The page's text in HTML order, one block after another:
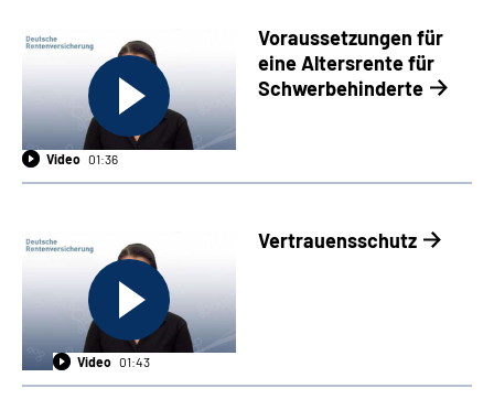
Voraussetzungen für
eine Altersrente für
Schwerbehinderte
Video 01:36
Vertrauensschutz
Video 01:43